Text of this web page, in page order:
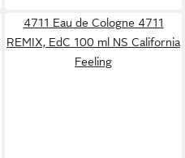
4711 Eau de Cologne 4711
REMIX, EdC 100 ml NS California
Feeling